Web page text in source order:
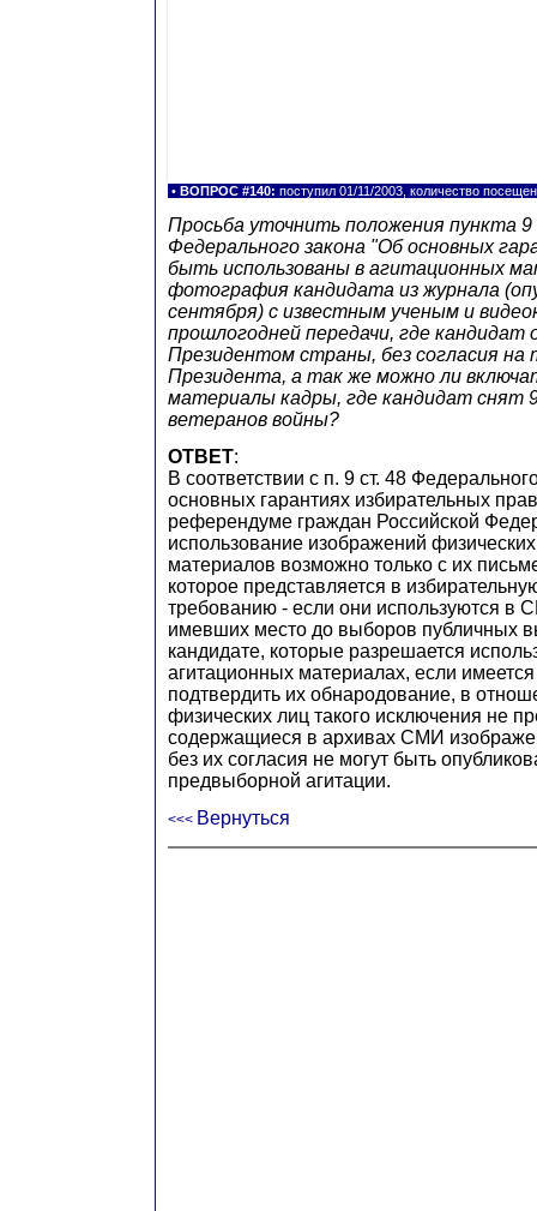
• ВОПРОС #140: поступил 01/11/2003, количество
Просьба уточнить положения пункта
Федерального закона "Об основных
быть использованы в агитационных
фотография кандидата из журнала
сентября) с известным ученым и
прошлогодней передачи, где кандидат
Президентом страны, без согласия на
Президента, а так же можно ли
материалы кадры, где кандидат снят
ветеранов войны?
ОТВЕТ:
В соответствии с п. 9 ст. 48
основных гарантиях избирательных
референдуме граждан Российской
использование изображений
материалов возможно только с их
которое представляется в
требованию - если они используются в
имевших место до выборов публичных
кандидате, которые разрешается
агитационных материалах, если
подтвердить их обнародование, в
физических лиц такого исключения не
содержащиеся в архивах СМИ
без их согласия не могут быть
предвыборной агитации.
<<< Вернуться